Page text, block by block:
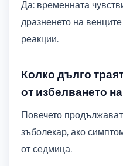
Да: временната
дразненето на
реакции.
Колко дълго
от избелването
Повечето
зъболекар, ако
от седмица.